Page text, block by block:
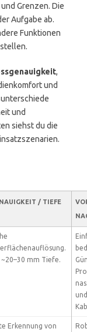
Grenzen. Die
Aufgabe ab.
Funktionen
,
und
und
siehst du die
/ TIEFE
~20–30 mm Tiefe.
Erkennung von